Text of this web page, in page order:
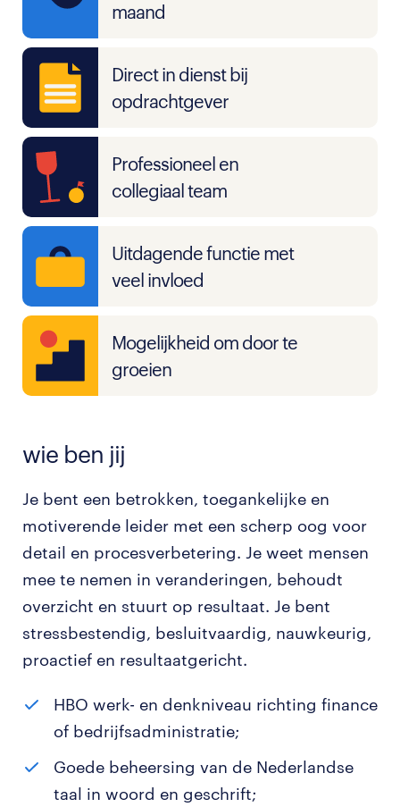
maand
Direct in dienst bij
opdrachtgever
Professioneel en
collegiaal team
Uitdagende functie met
veel invloed
Mogelijkheid om door te
groeien
wie ben jij
Je bent een betrokken, toegankelijke en
motiverende leider met een scherp oog voor
detail en procesverbetering. Je weet mensen
mee te nemen in veranderingen, behoudt
overzicht en stuurt op resultaat. Je bent
stressbestendig, besluitvaardig, nauwkeurig,
proactief en resultaatgericht.
HBO werk- en denkniveau richting finance
of bedrijfsadministratie;
Goede beheersing van de Nederlandse
taal in woord en geschrift;